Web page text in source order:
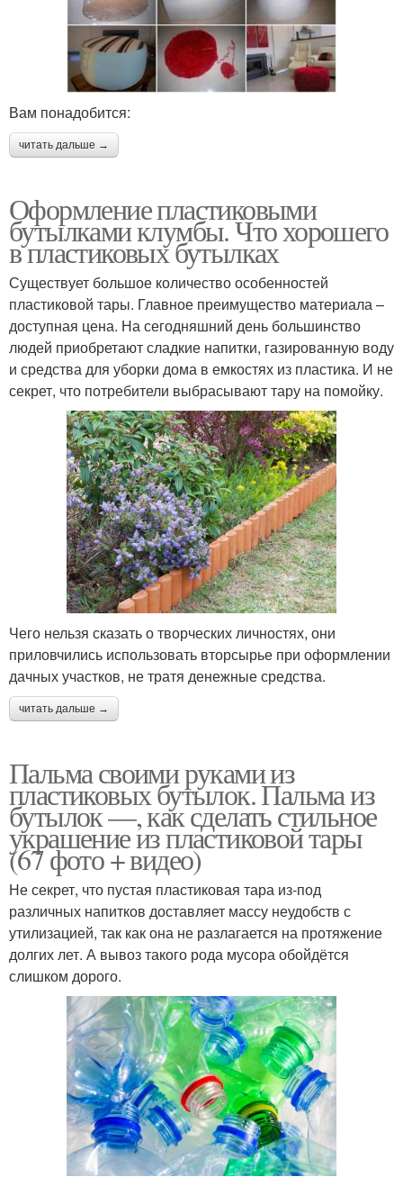
Вам понадобится:
читать дальше →
Оформление пластиковыми
бутылками клумбы. Что хорошего
в пластиковых бутылках
Существует большое количество особенностей
пластиковой тары. Главное преимущество материала –
доступная цена. На сегодняшний день большинство
людей приобретают сладкие напитки, газированную воду
и средства для уборки дома в емкостях из пластика. И не
секрет, что потребители выбрасывают тару на помойку.
Чего нельзя сказать о творческих личностях, они
приловчились использовать вторсырье при оформлении
дачных участков, не тратя денежные средства.
читать дальше →
Пальма своими руками из
пластиковых бутылок. Пальма из
бутылок —, как сделать стильное
украшение из пластиковой тары
(67 фото + видео)
Не секрет, что пустая пластиковая тара из-под
различных напитков доставляет массу неудобств с
утилизацией, так как она не разлагается на протяжение
долгих лет. А вывоз такого рода мусора обойдётся
слишком дорого.